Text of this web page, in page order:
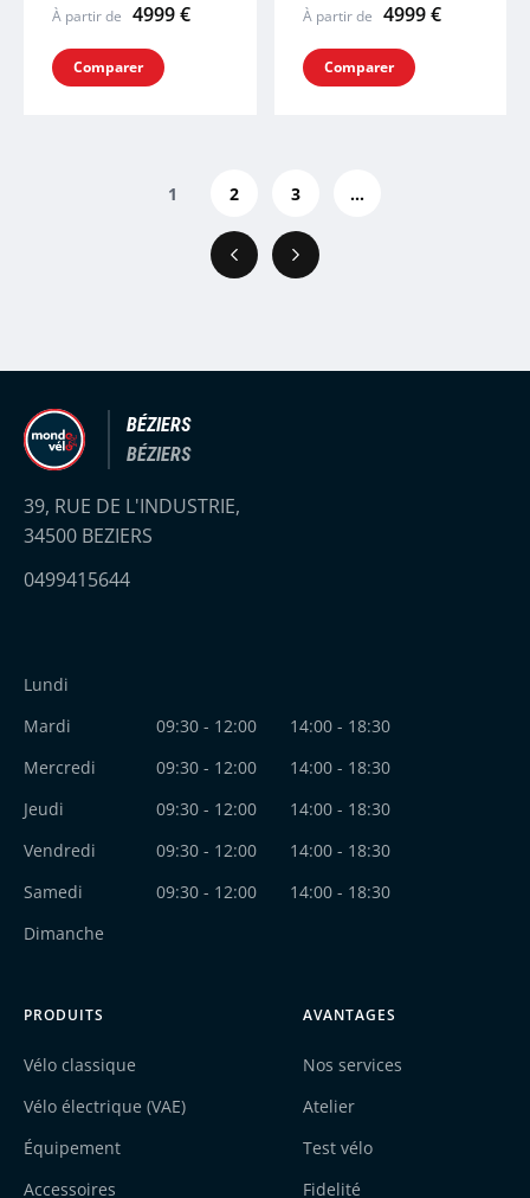
À partir de 4999 €
Comparer
À partir de 4999 €
Comparer
Précédent
1 2 3 ...
Suivant
BÉZIERS
BÉZIERS
39, RUE DE L'INDUSTRIE,
34500 BEZIERS
0499415644
Lundi
Mardi
09:30 - 12:00
14:00 - 18:30
Mercredi
09:30 - 12:00
14:00 - 18:30
Jeudi
09:30 - 12:00
14:00 - 18:30
Vendredi
09:30 - 12:00
14:00 - 18:30
Samedi
09:30 - 12:00
14:00 - 18:30
Dimanche
PRODUITS
Vélo classique
Vélo électrique (VAE)
Équipement
Accessoires
AVANTAGES
Nos services
Atelier
Test vélo
Fidelité